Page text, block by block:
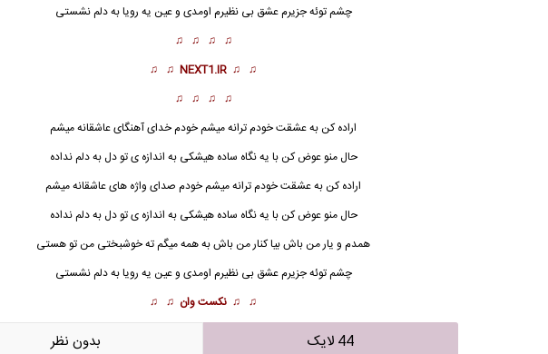
چشم توئه جزیرم عشقبی نظیرم اومدی و عین یه رویا به دلم نشستی
♫ ♫ ♫ ♫
♫ ♫
NEXT1.IR
♫ ♫
♫ ♫ ♫ ♫
اراده کن به عشقت خودم ترانه میشم خودم خدای آهنگای عاشقانه میشم
حال منو عوض کن با یه نگاه ساده هیشکی به اندازه ی تو دل به دلم نداده
اراده کن به عشقت خودم ترانه میشم خودم صدای واژه های عاشقانه میشم
حال منو عوض کن با یه نگاه ساده هیشکی به اندازه ی تو دل به دلم نداده
همدم و یار من باش بیا کنار من باش به همه میگم ته خوشبختی من تو هستی
چشم توئه جزیرم عشقبی نظیرم اومدی و عین یه رویا به دلم نشستی
♫ ♫ نکست وان ♫ ♫
44 لایک بدون نظر